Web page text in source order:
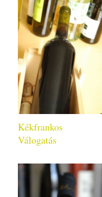
Kékfrankos
Válogatás